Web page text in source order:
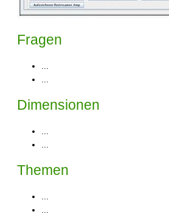
Fragen
Dimensionen
Themen
...
...